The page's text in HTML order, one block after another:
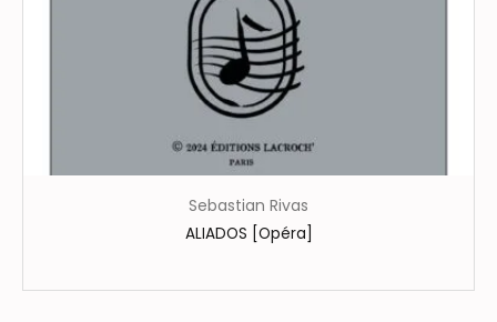
Sebastian Rivas
ALIADOS [Opéra]
produit